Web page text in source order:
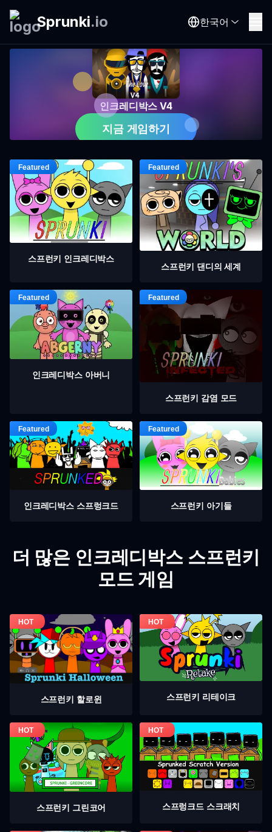
Sprunki.io 한국어
인크레디박스 V4
지금 게임하기
스프런키 인크레디박스
스프런키 댄디의 세계
인크레디박스 아버니
스프런키 감염 모드
인크레디박스 스프렁크드 스프런키 아기들
더 많은 인크레디박스 스프런키
모드 게임
스프런키 할로윈 스프런키 리테이크
스프런키 그린코어 스프렁크드 스크래치